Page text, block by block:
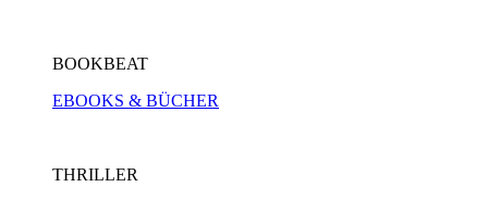
BOOKBEAT
EBOOKS & BÜCHER
THRILLER